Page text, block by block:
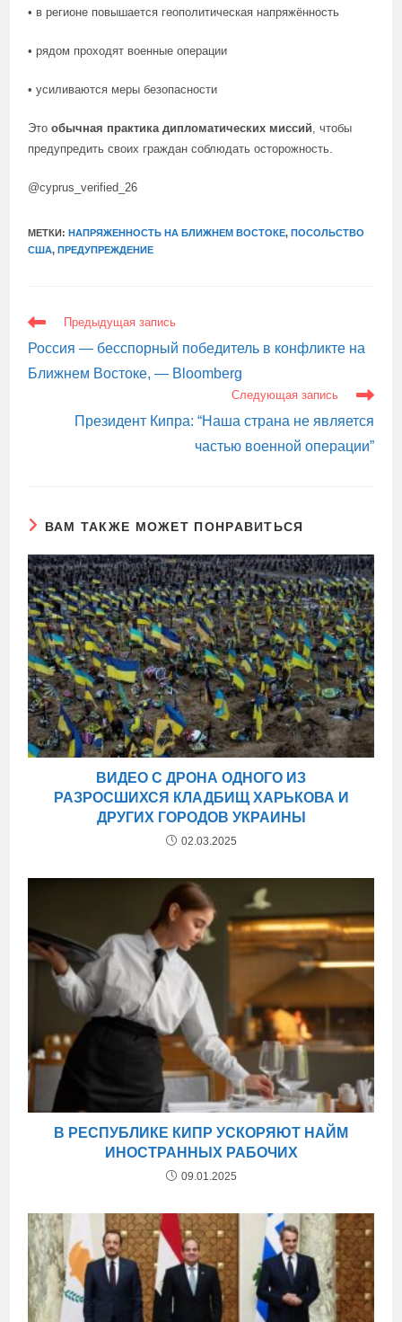
• в регионе повышается геополитическая напряжённость
• рядом проходят военные операции
• усиливаются меры безопасности
Этообычная практика дипломатических миссий, чтобы
предупредить своих граждан соблюдать осторожность.
@cyprus_verified_26
МЕТКИ:НАПРЯЖЕННОСТЬ НА БЛИЖНЕМ ВОСТОКЕ, ПОСОЛЬСТВО
США, ПРЕДУПРЕЖДЕНИЕ
ЕЩЕ
СТАТЬИ
Предыдущая запись
Россия — бесспорный победитель в конфликте на
Ближнем Востоке, — Bloomberg
Следующая запись
Президент Кипра: “Наша страна не является
частью военной операции”
ВАМ ТАКЖЕ МОЖЕТ ПОНРАВИТЬСЯ
ВИДЕО С ДРОНА ОДНОГО ИЗ
РАЗРОСШИХСЯ КЛАДБИЩ ХАРЬКОВА И
ДРУГИХ ГОРОДОВ УКРАИНЫ
02.03.2025
В РЕСПУБЛИКЕ КИПР УСКОРЯЮТ НАЙМ
ИНОСТРАННЫХ РАБОЧИХ
09.01.2025